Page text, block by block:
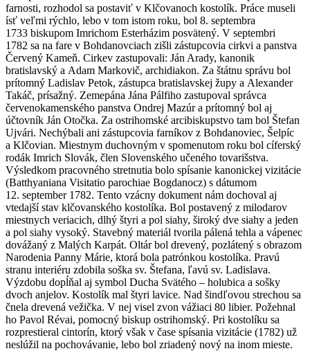
farnosti, rozhodol sa postaviť v Klčovanoch kostolík. Práce museli
ísť veľmi rýchlo, lebo v tom istom roku, bol 8. septembra
1733 biskupom Imrichom Esterházim posvätený. V septembri
1782 sa na fare v Bohdanovciach zišli zástupcovia cirkvi a panstva
Červený Kameň. Cirkev zastupovali: Ján Arady, kanonik
bratislavský a Adam Markovič, archidiakon. Za štátnu správu bol
prítomný Ladislav Petok, zástupca bratislavskej župy a Alexander
Takáč, prísažný. Zemepána Jána Pálfiho zastupoval správca
červenokamenského panstva Ondrej Mazúr a prítomný bol aj
účtovník Ján Otočka. Za ostrihomské arcibiskupstvo tam bol Štefan
Ujvári. Nechýbali ani zástupcovia farníkov z Bohdanoviec, Šelpíc
a Klčovian. Miestnym duchovným v spomenutom roku bol cíferský
rodák Imrich Slovák, člen Slovenského učeného tovarišstva.
Výsledkom pracovného stretnutia bolo spísanie kanonickej vizitácie
(Batthyaniana Visitatio parochiae Bogdanocz) s dátumom
12. september 1782. Tento vzácny dokument nám dochoval aj
vtedajší stav klčovanského kostolíka. Bol postavený z milodarov
miestnych veriacich, dlhý štyri a pol siahy, široký dve siahy a jeden
a pol siahy vysoký. Stavebný materiál tvorila pálená tehla a vápenec
dovážaný z Malých Karpát. Oltár bol drevený, pozlátený s obrazom
Narodenia Panny Márie, ktorá bola patrónkou kostolíka. Pravú
stranu interiéru zdobila soška sv. Štefana, ľavú sv. Ladislava.
Výzdobu dopĺňal aj symbol Ducha Svätého – holubica a sošky
dvoch anjelov. Kostolík mal štyri lavice. Nad šindľovou strechou sa
čnela drevená vežička. V nej visel zvon vážiaci 80 libier. Požehnal
ho Pavol Révai, pomocný biskup ostrihomský. Pri kostolíku sa
rozprestieral cintorín, ktorý však v čase spísania vizitácie (1782) už
neslúžil na pochovávanie, lebo bol zriadený nový na inom mieste.